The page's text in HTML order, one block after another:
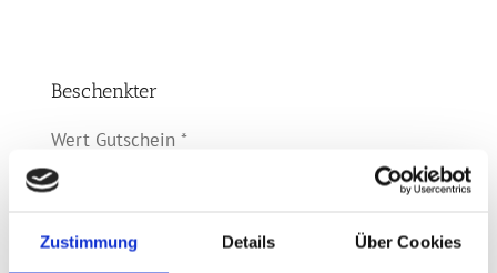
Zustimmung Details Über Cookies
Beschenkter
Wert Gutschein *